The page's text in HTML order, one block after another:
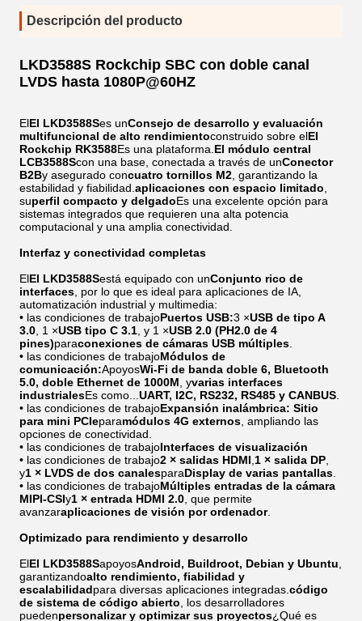
Descripción del producto
LKD3588S Rockchip SBC con doble canal
LVDS hasta 1080P@60HZ
ElEl LKD3588Ses unConsejo de desarrollo y evaluación
multifuncional de alto rendimientoconstruido sobre elEl
Rockchip RK3588Es una plataforma. El módulo central
LCB3588Scon una base, conectada a través de unConector
B2By asegurado concuatro tornillos M2 , garantizando la
estabilidad y fiabilidad. aplicaciones con espacio limitado
superfil compacto y delgadoEs una excelente opción para
sistemas integrados que requieren una alta potencia
computacional y una amplia conectividad.
Interfaz y conectividad completas
ElEl LKD3588Sestá equipado con unConjunto rico de
interfaces , por lo que es ideal para aplicaciones de IA,
automatización industrial y multimedia:
• las condiciones de trabajoPuertos USB:3 ×USB de tipo A
3.0 , 1 ×USB tipo C 3.1 , y 1 ×USB 2.0 (PH2.0 de 4
pines)paraconexiones de cámaras USB múltiples
• las condiciones de trabajoMódulos de
comunicación:ApoyosWi-Fi de banda doble 6, Bluetooth
5.0, doble Ethernet de 1000M , yvarias interfaces
industrialesEs como... UART, I2C, RS232, RS485 y CANBUS
• las condiciones de trabajoExpansión inalámbrica: Sitio
para mini PCIeparamódulos 4G externos , ampliando las
opciones de conectividad.
• las condiciones de trabajoInterfaces de visualización
• las condiciones de trabajo2 × salidas HDMI 1 × salida DP
y1 × LVDS de dos canalesparaDisplay de varias pantallas
• las condiciones de trabajoMúltiples entradas de la cámara
MIPI-CSIy1 × entrada HDMI 2.0 , que permite
avanzaraplicaciones de visión por ordenador.
Optimizado para rendimiento y desarrollo
ElEl LKD3588SapoyosAndroid, Buildroot, Debian y Ubuntu
garantizandoalto rendimiento, fiabilidad y
escalabilidadpara diversas aplicaciones integradas. código
de sistema de código abierto , los desarrolladores
puedenpersonalizar y optimizar sus proyectos¿Qué es